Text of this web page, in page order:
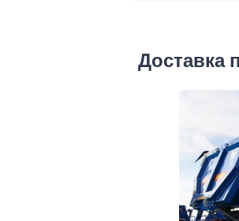
Доставка